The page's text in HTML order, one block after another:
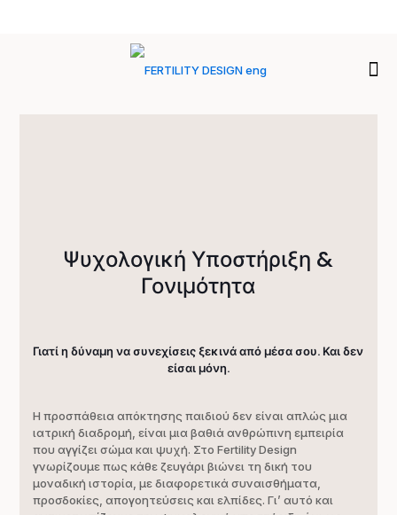
Ψυχολογική Υποστήριξη &
Γονιμότητα
Γιατί η δύναμη να συνεχίσεις ξεκινά από μέσα σου. Και δεν
είσαι μόνη.
Η προσπάθεια απόκτησης παιδιού δεν είναι απλώς μια
ιατρική διαδρομή, είναι μια βαθιά ανθρώπινη εμπειρία
που αγγίζει σώμα και ψυχή. Στο Fertility Design
γνωρίζουμε πως κάθε ζευγάρι βιώνει τη δική του
μοναδική ιστορία, με διαφορετικά συναισθήματα,
προσδοκίες, απογοητεύσεις και ελπίδες. Γι’ αυτό και